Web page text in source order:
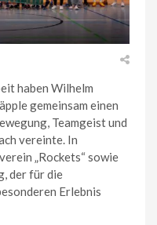
haben Wilhelm
gemeinsam einen
Teamgeist und
vereinte. In
„Rockets“ sowie
der für die
Erlebnis